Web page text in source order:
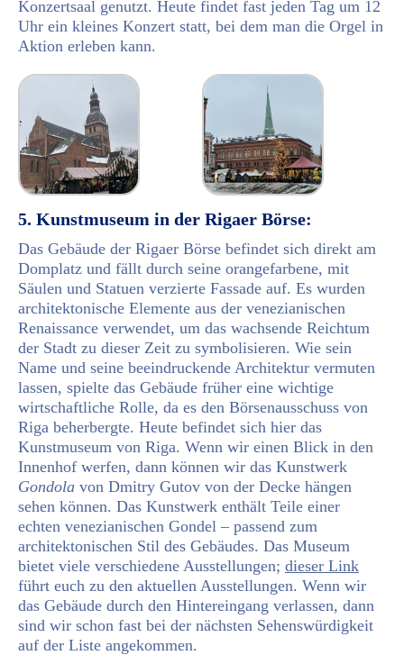
Konzertsaal genutzt. Heute findet fast jeden Tag um 12
Uhr ein kleines Konzert statt, bei dem man die Orgel in
Aktion erleben kann.
5. Kunstmuseum in der Rigaer Börse:
Das Gebäude der Rigaer Börse befindet sich direkt am
Domplatz und fällt durch seine orangefarbene, mit
Säulen und Statuen verzierte Fassade auf. Es wurden
architektonische Elemente aus der venezianischen
Renaissance verwendet, um das wachsende Reichtum
der Stadt zu dieser Zeit zu symbolisieren. Wie sein
Name und seine beeindruckende Architektur vermuten
lassen, spielte das Gebäude früher eine wichtige
wirtschaftliche Rolle, da es den Börsenausschuss von
Riga beherbergte. Heute befindet sich hier das
Kunstmuseum von Riga. Wenn wir einen Blick in den
Innenhof werfen, dann können wir das Kunstwerk
Gondola von Dmitry Gutov von der Decke hängen
sehen können. Das Kunstwerk enthält Teile einer
echten venezianischen Gondel – passend zum
architektonischen Stil des Gebäudes. Das Museum
bietet viele verschiedene Ausstellungen; dieser Link
führt euch zu den aktuellen Ausstellungen. Wenn wir
das Gebäude durch den Hintereingang verlassen, dann
sind wir schon fast bei der nächsten Sehenswürdigkeit
auf der Liste angekommen.